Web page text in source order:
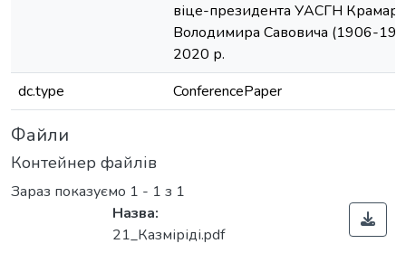
віце-президента УАСГН
Володимира Савовича (1906-
2020 р.
dc.type
ConferencePaper
Файли
Контейнер файлів
Зараз показуємо 1 - 1 з 1
Назва:
21_Казміріді.pdf